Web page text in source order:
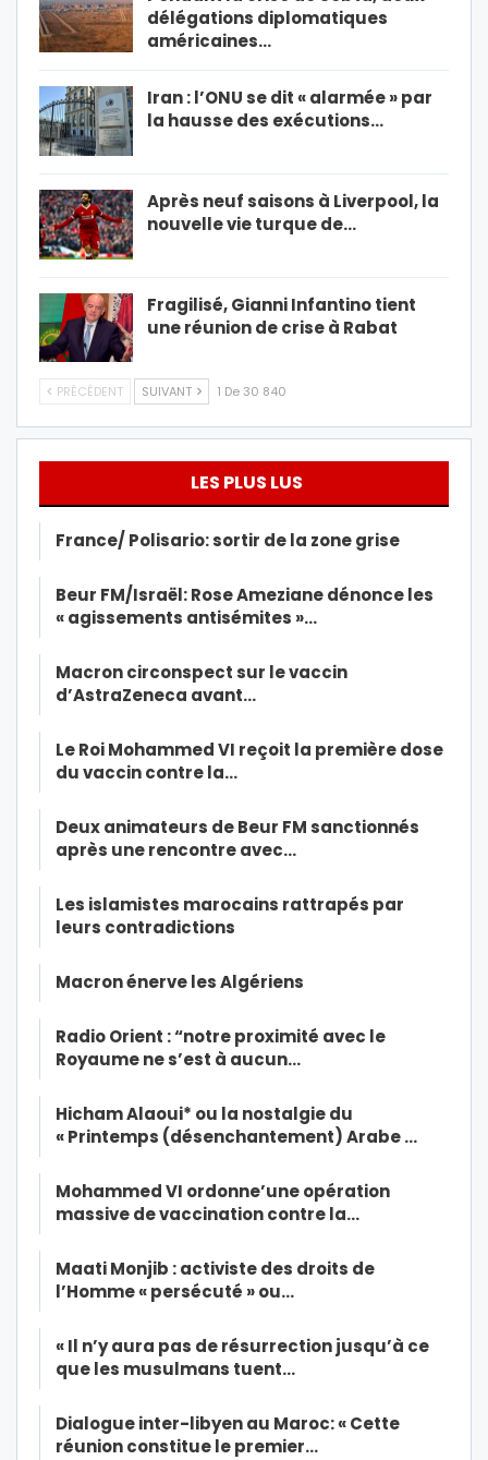
délégations diplomatiques
américaines…
Iran : l’ONU se dit « alarmée » par
la hausse des exécutions…
Après neuf saisons à Liverpool, la
nouvelle vie turque de…
Fragilisé, Gianni Infantino tient
une réunion de crise à Rabat
PRÉCÉDENT SUIVANT 1 De 30 840
LES PLUS LUS
France/ Polisario: sortir de la zone grise
Beur FM/Israël: Rose Ameziane dénonce les
« agissements antisémites »…
Macron circonspect sur le vaccin
d’AstraZeneca avant…
Le Roi Mohammed VI reçoit la première dose
du vaccin contre la…
Deux animateurs de Beur FM sanctionnés
après une rencontre avec…
Les islamistes marocains rattrapés par
leurs contradictions
Macron énerve les Algériens
Radio Orient : “notre proximité avec le
Royaume ne s’est à aucun…
Hicham Alaoui* ou la nostalgie du
« Printemps (désenchantement) Arabe …
Mohammed VI ordonne’une opération
massive de vaccination contre la…
Maati Monjib : activiste des droits de
l’Homme « persécuté » ou…
« Il n’y aura pas de résurrection jusqu’à ce
que les musulmans tuent…
Dialogue inter-libyen au Maroc: « Cette
réunion constitue le premier…